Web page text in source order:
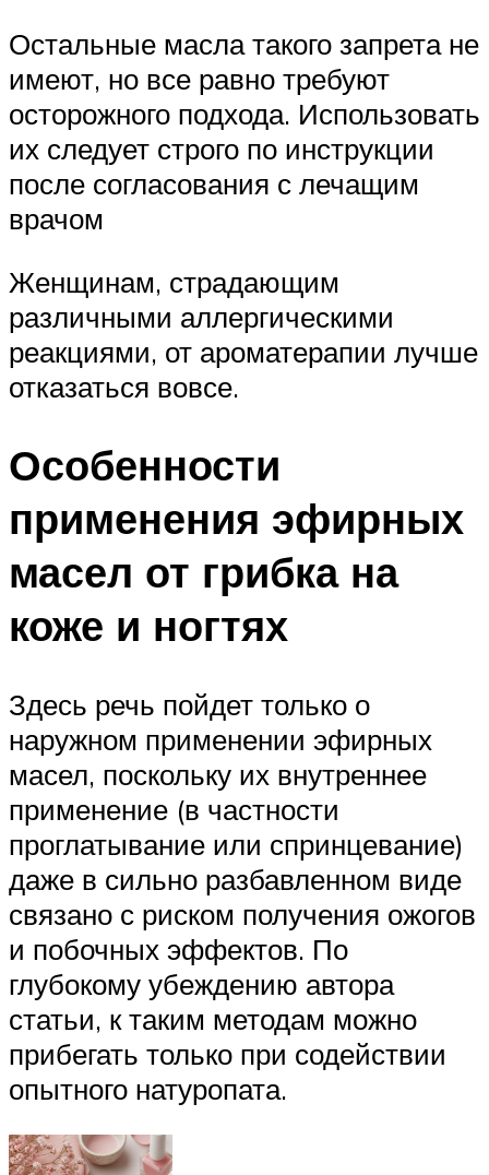
Остальные масла такого запрета не
имеют, но все равно требуют
осторожного подхода. Использовать
их следует строго по инструкции
после согласования с лечащим
врачом
Женщинам, страдающим
различными аллергическими
реакциями, от ароматерапии лучше
отказаться вовсе.
Особенности
применения эфирных
масел от грибка на
коже и ногтях
Здесь речь пойдет только о
наружном применении эфирных
масел, поскольку их внутреннее
применение (в частности
проглатывание или спринцевание)
даже в сильно разбавленном виде
связано с риском получения ожогов
и побочных эффектов. По
глубокому убеждению автора
статьи, к таким методам можно
прибегать только при содействии
опытного натуропата.